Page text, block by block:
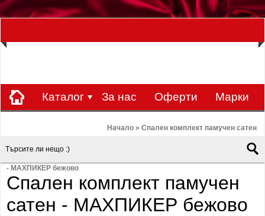
Каталог За нас Оферти Mарки
Начало » Спален комплект памучен сатен
- МАХПИКЕР бежово
Спален комплект памучен
сатен - МАХПИКЕР бежово